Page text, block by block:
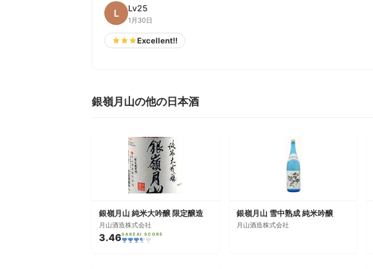
L Lv25
1月30日
Excellent!!
銀嶺月山の他の日本酒
銀嶺月山 純米大吟醸 限定醸造
月山酒造株式会社
3.46SAKEAI SCORE
銀嶺月山 雪中熟成 純米吟醸
月山酒造株式会社